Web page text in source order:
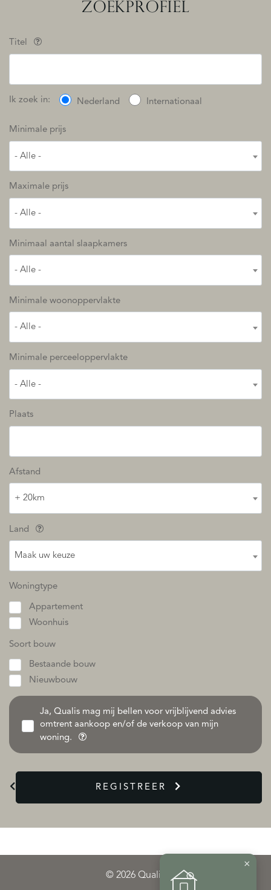
ZOEKPROFIEL
Titel
Ik zoek in: Nederland Internationaal
Minimale prijs
- Alle -
Maximale prijs
- Alle -
Minimaal aantal slaapkamers
- Alle -
Minimale woonoppervlakte
- Alle -
Minimale perceeloppervlakte
- Alle -
Plaats
Afstand
+ 20km
Land
Maak uw keuze
Woningtype
Appartement
Woonhuis
Soort bouw
Bestaande bouw
Nieuwbouw
Ja, Qualis mag mij bellen voor vrijblijvend advies
omtrent aankoop en/of de verkoop van mijn
woning.
REGISTREER
© 2026 Qualis
×